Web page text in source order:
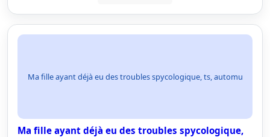
Ma fille ayant déjà eu des troubles spycologique, ts, automu
Ma fille ayant déjà eu des troubles spycologique,